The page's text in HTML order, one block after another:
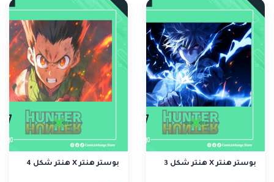
بوستر هنتر X هنتر شكل 3 بوستر هنتر X هنتر شكل 4